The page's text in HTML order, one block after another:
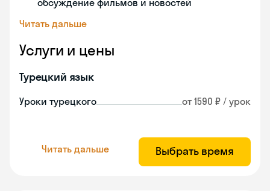
обсуждение фильмов и новостей
Читать дальше
Услуги и цены
Турецкий язык
Уроки турецкого от 1590 ₽ / урок
Читать дальше Выбрать время